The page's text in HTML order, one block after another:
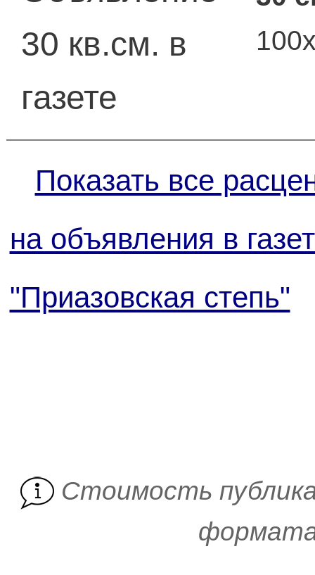
30 кв.см. в
газете
Показать все
на объявления в
"Приазовская степь"
Cтоимость
формата